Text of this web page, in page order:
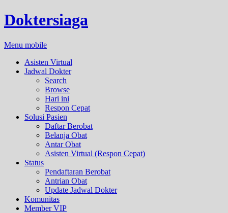
Doktersiaga
Menu mobile
Asisten Virtual
Jadwal Dokter
Search
Browse
Hari ini
Respon Cepat
Solusi Pasien
Daftar Berobat
Belanja Obat
Antar Obat
Asisten Virtual (Respon Cepat)
Status
Pendaftaran Berobat
Antrian Obat
Update Jadwal Dokter
Komunitas
Member VIP